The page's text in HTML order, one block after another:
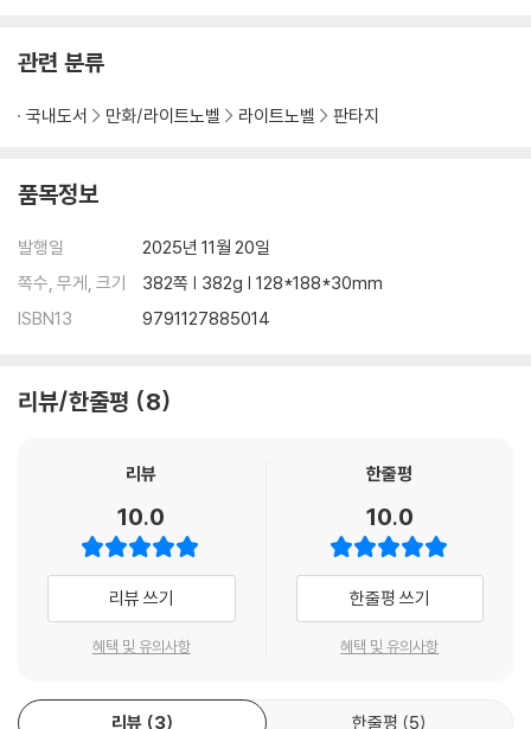
관련 분류
국내도서 만화/라이트노벨 라이트노벨 판타지
품목정보
발행일
2025년 11월 20일
쪽수, 무게, 크기
382쪽 | 382g | 128*188*30mm
ISBN13
9791127885014
리뷰/한줄평 8
리뷰
10.0
리뷰 쓰기
혜택 및 유의사항
한줄평
10.0
한줄평 쓰기
혜택 및 유의사항
리뷰 3 한줄평 5